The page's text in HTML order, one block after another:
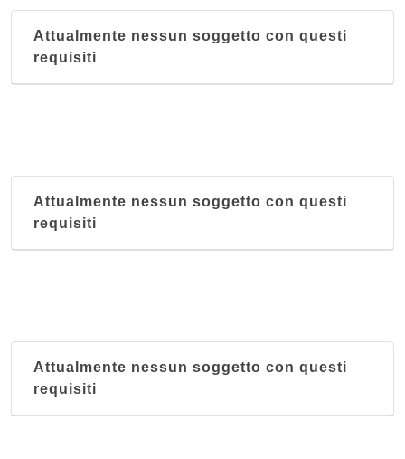
Attualmente nessun soggetto con questi
requisiti
Attualmente nessun soggetto con questi
requisiti
Attualmente nessun soggetto con questi
requisiti